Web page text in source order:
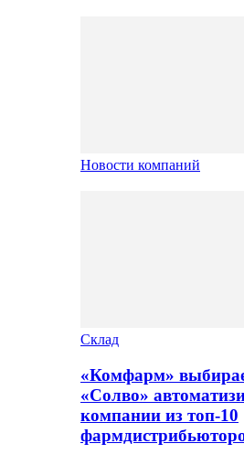
Новости компаний
Склад
«Комфарм»
«Солво»
компании из топ-10